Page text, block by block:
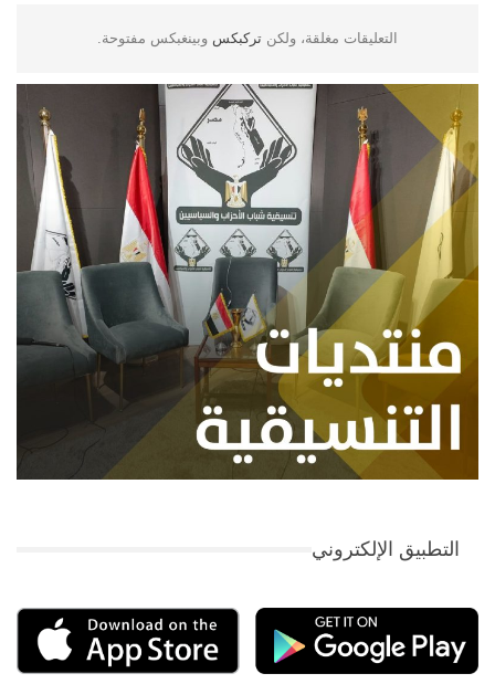
التعليقات مغلقة، ولكن تركبكس وبينغبكس مفتوحة.
التطبيق الإلكتروني